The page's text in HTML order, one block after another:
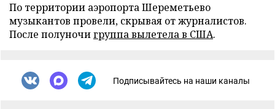
По территории аэропорта Шереметьево
музыкантов провели, скрывая от журналистов.
После полуночигруппа вылетела в США.
Подписывайтесь на наши каналы